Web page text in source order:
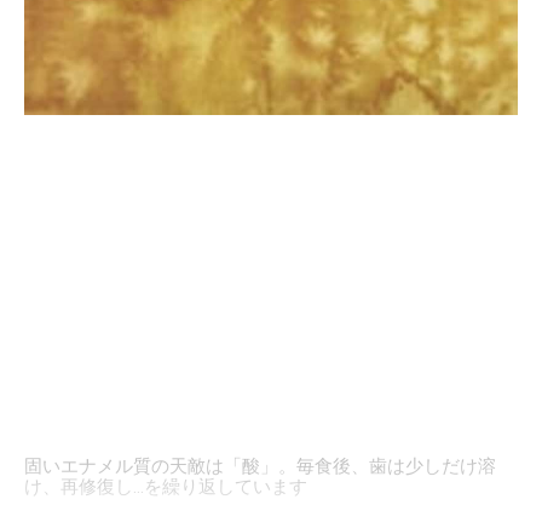
固いエナメル質の天敵は「酸」。毎食後、歯は少しだけ溶
け、再修復し…を繰り返しています